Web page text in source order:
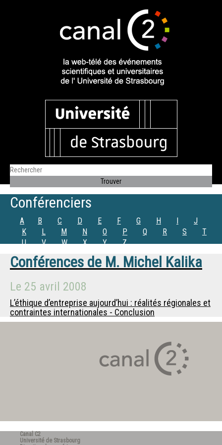
Conférenciers
A B C D E F G H I
J
K
L M N O P Q R S
T
U
V W X Y Z
Conférences de M. Michel Kalika
Le 25 avril 2008
L’éthique d’entreprise aujourd’hui : réalités régionales et
contraintes internationales - Conclusion
Canal C2
Université de Strasbourg